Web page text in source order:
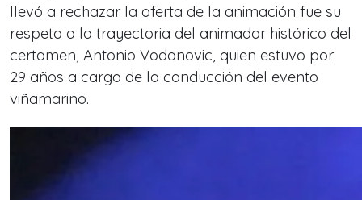
llevó a rechazar la oferta de la animación fue su
respeto a la trayectoria del animador histórico del
certamen, Antonio Vodanovic, quien estuvo por
29 años a cargo de la conducción del evento
viñamarino.